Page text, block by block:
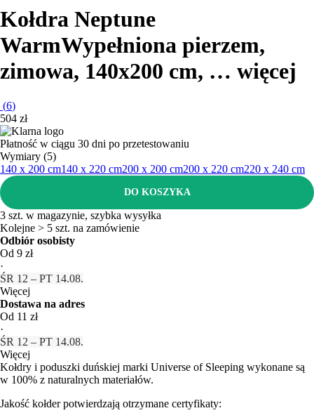
Kołdra Neptune
WarmWypełniona pierzem,
zimowa, 140x200 cm, … więcej
(6)
504 zł
Płatność w ciągu 30 dni po przetestowaniu
Wymiary (5)
140 x 200 cm140 x 220 cm200 x 200 cm200 x 220 cm220 x 240 cm
DO KOSZYKA
3 szt. w magazynie, szybka wysyłka
Kolejne > 5 szt. na zamówienie
Odbiór osobisty
Od 9 zł
·
ŚR 12 – PT 14.08.
Więcej
Dostawa na adres
Od 11 zł
·
ŚR 12 – PT 14.08.
Więcej
Kołdry i poduszki duńskiej marki Universe of Sleeping wykonane są
w 100% z naturalnych materiałów.
Jakość kołder potwierdzają otrzymane certyfikaty: